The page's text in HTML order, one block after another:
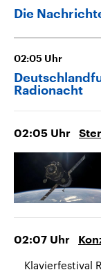
Die
02:05 Uhr
Radionacht
02:05 Uhr
02:07 Uhr
Klavierfestival